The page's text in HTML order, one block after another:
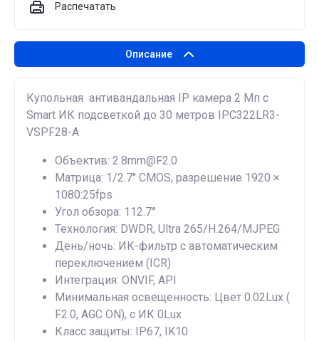
Распечатать
Описание
Купольная антивандальная IP камера 2 Мп с
Smart ИК подсветкой до 30 метров IPC322LR3-
VSPF28-A
Объектив: 2.8mm@F2.0
Матрица: 1/2.7" CMOS, разрешение 1920 ×
1080:25fps
Угол обзора: 112.7°
Технология: DWDR, Ultra 265/H.264/MJPEG
День/ночь: ИК-фильтр с автоматическим
переключением (ICR)
Интеграция: ONVIF, API
Минимальная освещенность: Цвет 0.02Lux (
F2.0, AGC ON), c ИК 0Lux
Класс защиты: IP67, IK10